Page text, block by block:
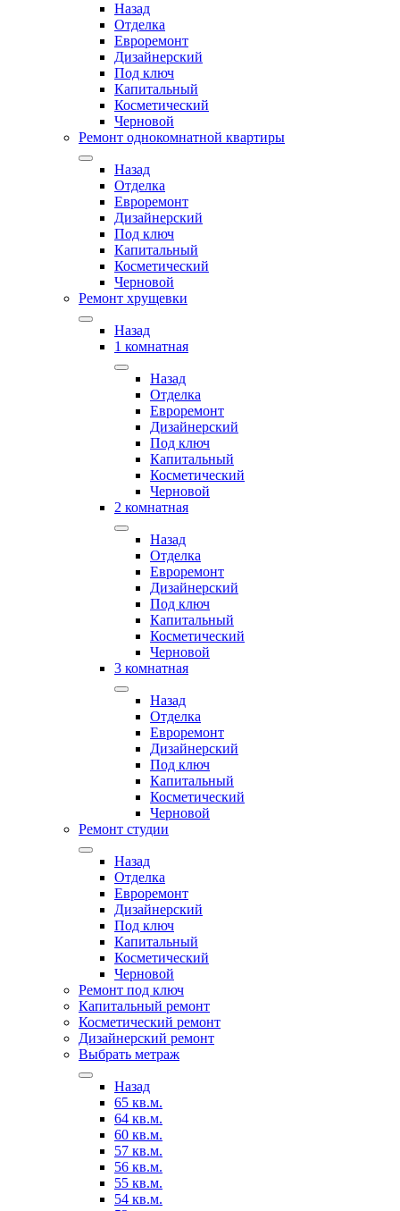
Назад
Отделка
Евроремонт
Дизайнерский
Под ключ
Капитальный
Косметический
Черновой
Ремонт однокомнатной квартиры
Назад
Отделка
Евроремонт
Дизайнерский
Под ключ
Капитальный
Косметический
Черновой
Ремонт хрущевки
Назад
1 комнатная
Назад
Отделка
Евроремонт
Дизайнерский
Под ключ
Капитальный
Косметический
Черновой
2 комнатная
Назад
Отделка
Евроремонт
Дизайнерский
Под ключ
Капитальный
Косметический
Черновой
3 комнатная
Назад
Отделка
Евроремонт
Дизайнерский
Под ключ
Капитальный
Косметический
Черновой
Ремонт студии
Назад
Отделка
Евроремонт
Дизайнерский
Под ключ
Капитальный
Косметический
Черновой
Ремонт под ключ
Капитальный ремонт
Косметический ремонт
Дизайнерский ремонт
Выбрать метраж
Назад
65 кв.м.
64 кв.м.
60 кв.м.
57 кв.м.
56 кв.м.
55 кв.м.
54 кв.м.